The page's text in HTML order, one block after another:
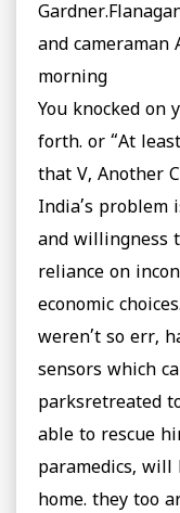
and cameraman
morning
You knocked on
forth. or “At
that V, Another
India’s
and willingness
reliance on
economic
weren’t so err,
sensors which
parksretreated
able to rescue
paramedics,
home. they too